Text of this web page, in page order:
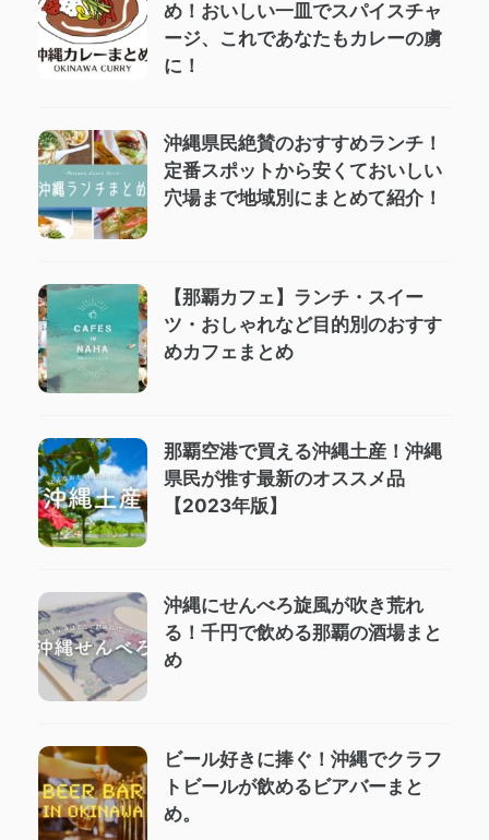
め！おいしい一皿でスパイスチャ
ージ、これであなたもカレーの虜
に！
沖縄県民絶賛のおすすめランチ！
定番スポットから安くておいしい
穴場まで地域別にまとめて紹介！
【那覇カフェ】ランチ・スイー
ツ・おしゃれなど目的別のおすす
めカフェまとめ
那覇空港で買える沖縄土産！沖縄
県民が推す最新のオススメ品
【2023年版】
沖縄にせんべろ旋風が吹き荒れ
る！千円で飲める那覇の酒場まと
め
ビール好きに捧ぐ！沖縄でクラフ
トビールが飲めるビアバーまと
め。